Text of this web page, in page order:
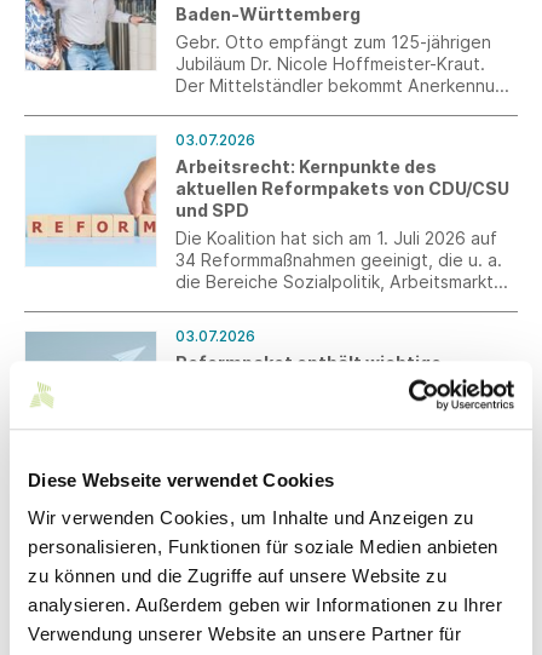
Diese Webseite verwendet Cookies
Wir verwenden Cookies, um Inhalte und Anzeigen zu
personalisieren, Funktionen für soziale Medien anbieten
zu können und die Zugriffe auf unsere Website zu
analysieren. Außerdem geben wir Informationen zu Ihrer
Verwendung unserer Website an unsere Partner für
Baden-Württemberg
Gebr. Otto empfängt zum 125-jährigen
Jubiläum Dr. Nicole Hoffmeister-Kraut.
Der Mittelständler bekommt Anerkennung
03.07.2026
Arbeitsrecht: Kernpunkte des
aktuellen Reformpakets von CDU/CSU
und SPD
Die Koalition hat sich am 1. Juli 2026 auf
34 Reformmaßnahmen geeinigt, die u. a.
die Bereiche Sozialpolitik, Arbeitsmarkt
schaffen, Arbeitsplätze sichern und den
Zusammenhalt in Deutschland stärken.
03.07.2026
Reformpaket enthält wichtige
Maßnahmen – Umsetzung bleibt
Südwesttextil sieht wichtige Signale für
Beschäftigung, mahnt jedoch eine
der Vorhaben an.
02.07.2026
Programm für Aufschwung und
Beschäftigung – Wichtige
Weichenstellungen für die CSR-
Regulatorik